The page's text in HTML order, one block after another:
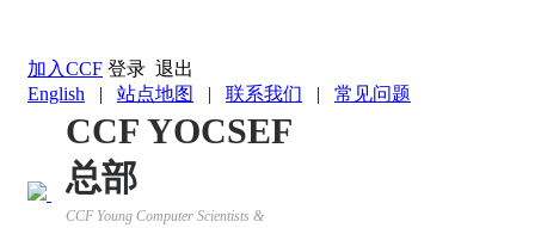
加入CCF 登录 退出
English | 站点地图 | 联系我们 | 常见问题
CCF YOCSEF
总部
CCF Young Computer Scientists &